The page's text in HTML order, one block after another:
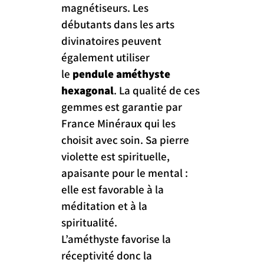
magnétiseurs. Les
débutants dans les arts
divinatoires peuvent
également utiliser
le pendule améthyste
hexagonal. La qualité de ces
gemmes est garantie par
France Minéraux qui les
choisit avec soin. Sa pierre
violette est spirituelle,
apaisante pour le mental :
elle est favorable à la
méditation et à la
spiritualité.
L’améthyste favorise la
réceptivité donc la